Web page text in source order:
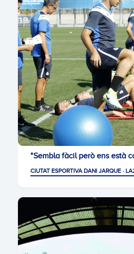
"Sembla fàcil però ens està
CIUTAT ESPORTIVA DANI JARQUE ·